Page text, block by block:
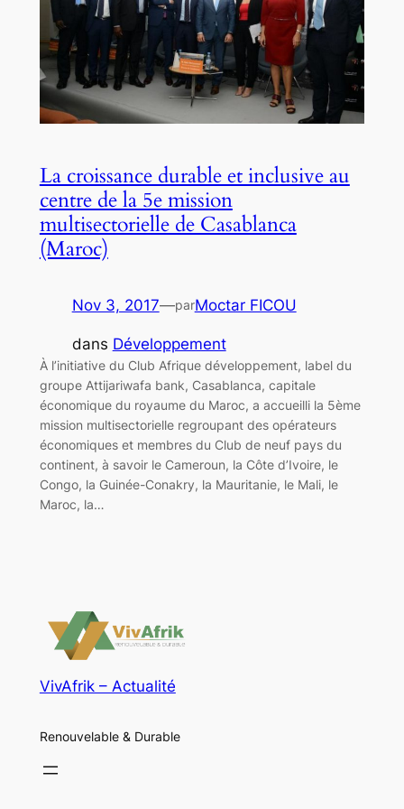
La croissance durable et inclusive au
centre de la 5e mission
multisectorielle de Casablanca
(Maroc)
Nov 3, 2017—parMoctar FICOU
dans Développement
À l’initiative du Club Afrique développement, label du
groupe Attijariwafa bank, Casablanca, capitale
économique du royaume du Maroc, a accueilli la 5ème
mission multisectorielle regroupant des opérateurs
économiques et membres du Club de neuf pays du
continent, à savoir le Cameroun, la Côte d’Ivoire, le
Congo, la Guinée-Conakry, la Mauritanie, le Mali, le
Maroc, la…
VivAfrik – Actualité
Renouvelable & Durable